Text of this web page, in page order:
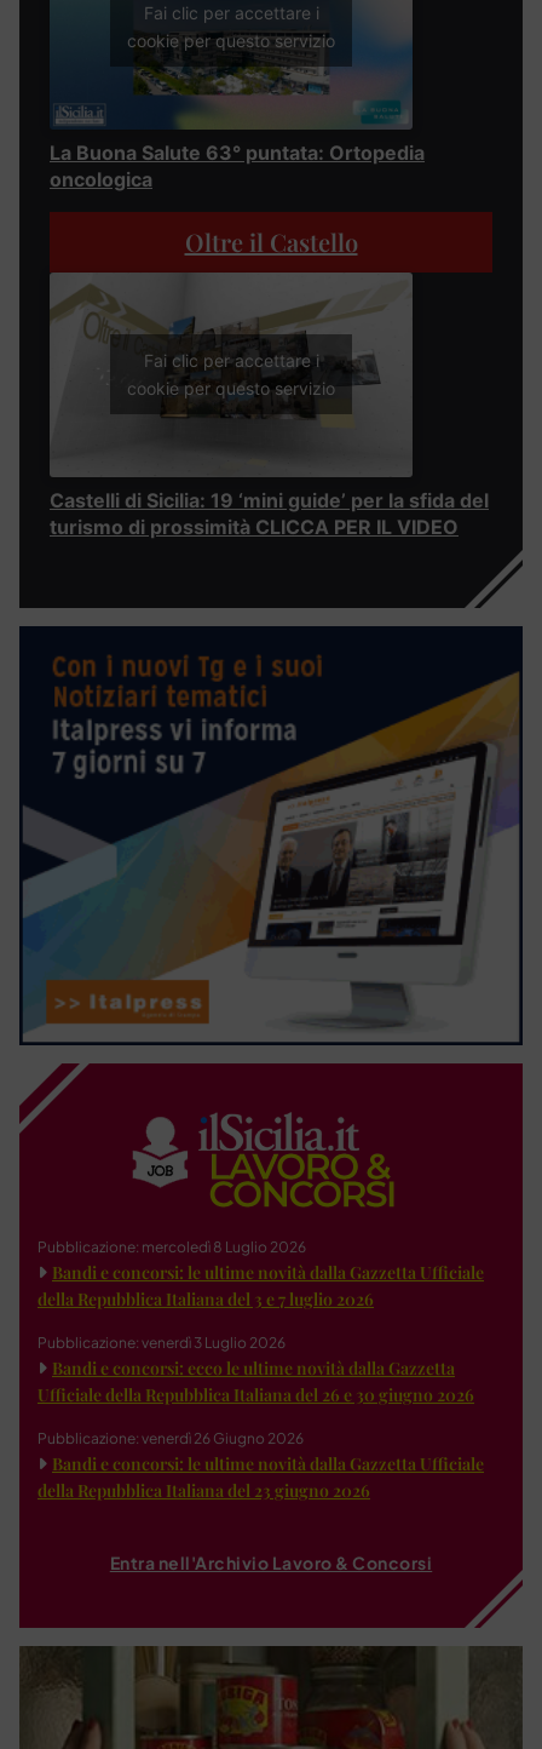
Fai clic per accettare i
cookie per questo servizio
La Buona Salute 63° puntata: Ortopedia
oncologica
Oltre il Castello
Fai clic per accettare i
cookie per questo servizio
Castelli di Sicilia: 19 ‘mini guide’ per la sfida del
turismo di prossimità CLICCA PER IL VIDEO
Pubblicazione: mercoledì 8 Luglio 2026
Bandi e concorsi: le ultime novità dalla Gazzetta Ufficiale
della Repubblica Italiana del 3 e 7 luglio 2026
Pubblicazione: venerdì 3 Luglio 2026
Bandi e concorsi: ecco le ultime novità dalla Gazzetta
Ufficiale della Repubblica Italiana del 26 e 30 giugno 2026
Pubblicazione: venerdì 26 Giugno 2026
Bandi e concorsi: le ultime novità dalla Gazzetta Ufficiale
della Repubblica Italiana del 23 giugno 2026
Entra nell'Archivio Lavoro & Concorsi